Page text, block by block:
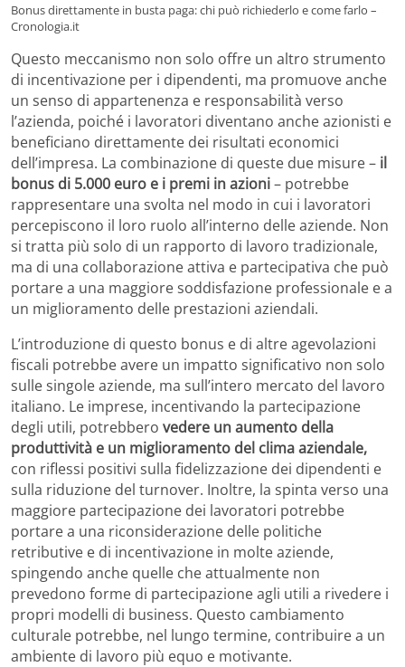
Bonus direttamente in busta paga: chi può richiederlo e come farlo –
Cronologia.it
Questo meccanismo non solo offre un altro strumento
di incentivazione per i dipendenti, ma promuove anche
un senso di appartenenza e responsabilità verso
l’azienda, poiché i lavoratori diventano anche azionisti e
beneficiano direttamente dei risultati economici
dell’impresa. La combinazione di queste due misure – il
bonus di 5.000 euro e i premi in azioni– potrebbe
rappresentare una svolta nel modo in cui i lavoratori
percepiscono il loro ruolo all’interno delle aziende. Non
si tratta più solo di un rapporto di lavoro tradizionale,
ma di una collaborazione attiva e partecipativa che può
portare a una maggiore soddisfazione professionale e a
un miglioramento delle prestazioni aziendali.
L’introduzione di questo bonus e di altre agevolazioni
fiscali potrebbe avere un impatto significativo non solo
sulle singole aziende, ma sull’intero mercato del lavoro
italiano. Le imprese, incentivando la partecipazione
degli utili, potrebbero vedere un aumento della
produttività e un miglioramento del clima aziendale,
con riflessi positivi sulla fidelizzazione dei dipendenti e
sulla riduzione del turnover. Inoltre, la spinta verso una
maggiore partecipazione dei lavoratori potrebbe
portare a una riconsiderazione delle politiche
retributive e di incentivazione in molte aziende,
spingendo anche quelle che attualmente non
prevedono forme di partecipazione agli utili a rivedere i
propri modelli di business. Questo cambiamento
culturale potrebbe, nel lungo termine, contribuire a un
ambiente di lavoro più equo e motivante.